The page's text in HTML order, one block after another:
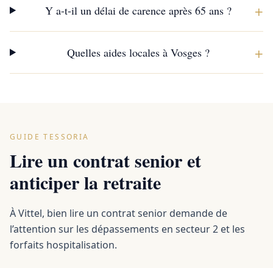
Y a-t-il un délai de carence après 65 ans ? +
Quelles aides locales à Vosges ? +
GUIDE TESSORIA
Lire un contrat senior et
anticiper la retraite
À Vittel, bien lire un contrat senior demande de
l’attention sur les dépassements en secteur 2 et les
forfaits hospitalisation.